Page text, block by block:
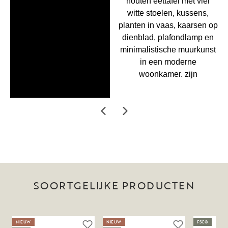
SOORTGELIJKE PRODUCTEN
NIEUW
NIEUW
FSC®